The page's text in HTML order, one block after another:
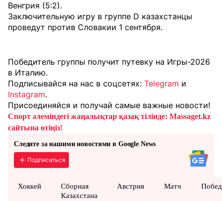
Венгрия (5:2).
Заключительную игру в группе D казахстанцы
проведут против Словакии 1 сентября.
Победитель группы получит путевку на Игры-2026
в Италию.
Подписывайся на нас в соцсетях: Telegram и
Instagram.
Присоединяйся и получай самые важные новости!
Спорт әлеміндегі жаңалықтар қазақ тілінде: Massaget.kz
сайтына өтіңіз!
Следите за нашими новостями в Google News
Подписаться
Хоккей
Сборная
Казахстана
Австрия Матч